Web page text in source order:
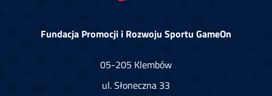
Fundacja Promocji i Rozwoju Sportu GameOn
05-205 Klembów
ul. Słoneczna 33